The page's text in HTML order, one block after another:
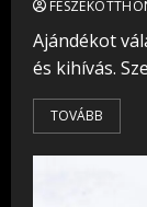
Ajándékot
és kihívás.
TOVÁBB